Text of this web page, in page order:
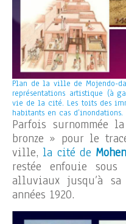
Plan de la ville de Mojendo-
représentations artistique (à
vie de la cité. Les toits des
habitants en cas d’inondations.
Parfois surnommée
bronze » pour le
ville, la cité de
restée enfouie sous
alluviaux jusqu’à
années 1920.